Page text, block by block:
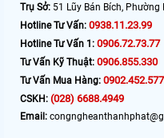
Trụ Sở: 51 Lũy Bán Bích, Phường
Hotline Tư Vấn: 0938.11.23.99
Hotline Tư Vấn 1: 0906.72.73.77
Tư Vấn Kỹ Thuật: 0906.855.330
Tư Vấn Mua Hàng: 0902.452.577
CSKH: (028) 6688.4949
Email: